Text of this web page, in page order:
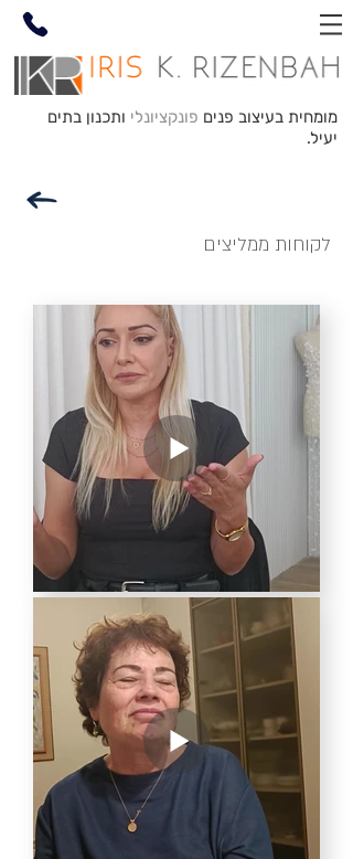
מומחית בעיצוב פנים פונקציונלי ותכנון בתים
יעיל.
לקוחות ממליצים